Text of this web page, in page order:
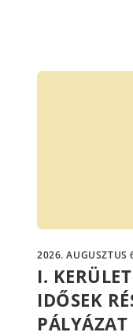
2026. AUGUSZTUS
I.
IDŐSEK